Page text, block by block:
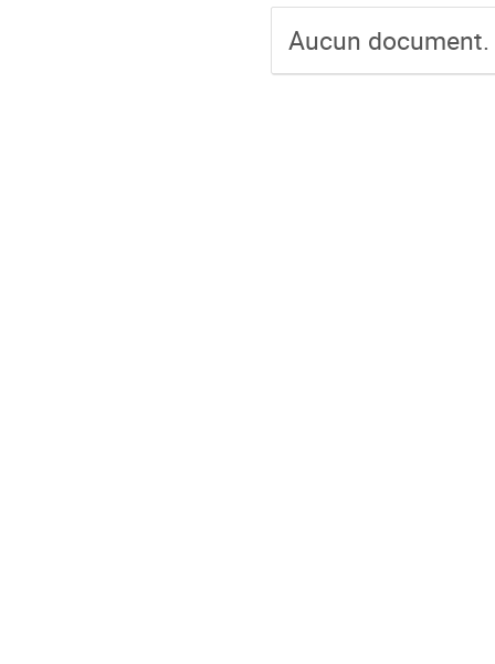
Aucun document.